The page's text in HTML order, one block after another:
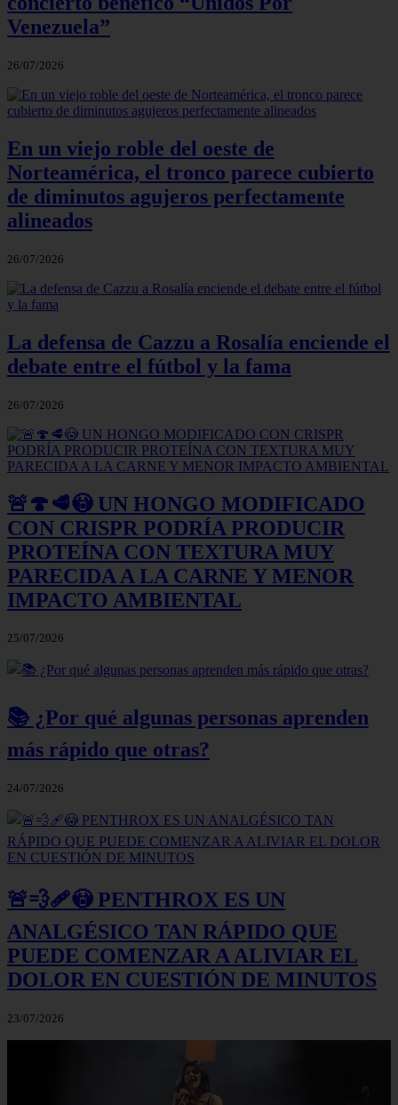
Venezuela”
26/07/2026
En un viejo roble del oeste de
Norteamérica, el tronco parece cubierto
de diminutos agujeros perfectamente
alineados
26/07/2026
La defensa de Cazzu a Rosalía enciende el
debate entre el fútbol y la fama
26/07/2026
🚨🍄🥩😳 UN HONGO MODIFICADO
CON CRISPR PODRÍA PRODUCIR
PROTEÍNA CON TEXTURA MUY
PARECIDA A LA CARNE Y MENOR
IMPACTO AMBIENTAL
25/07/2026
📚 ¿Por qué algunas personas aprenden
más rápido que otras?
24/07/2026
🚨💨🩹😳 PENTHROX ES UN
ANALGÉSICO TAN RÁPIDO QUE
PUEDE COMENZAR A ALIVIAR EL
DOLOR EN CUESTIÓN DE MINUTOS
23/07/2026